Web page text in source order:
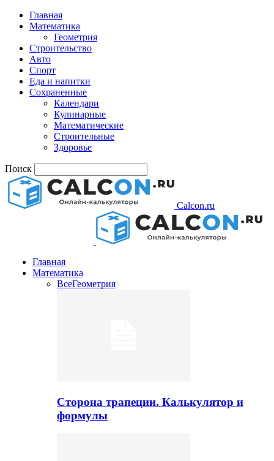
Главная
Математика
Геометрия
Строительство
Авто
Спорт
Еда и напитки
Сохраненные
Календари
Кулинарные
Математические
Строительные
Здоровье
Поиск
Calcon.ru
Главная
Математика
ВсеГеометрия
Сторона трапеции. Калькулятор и
формулы